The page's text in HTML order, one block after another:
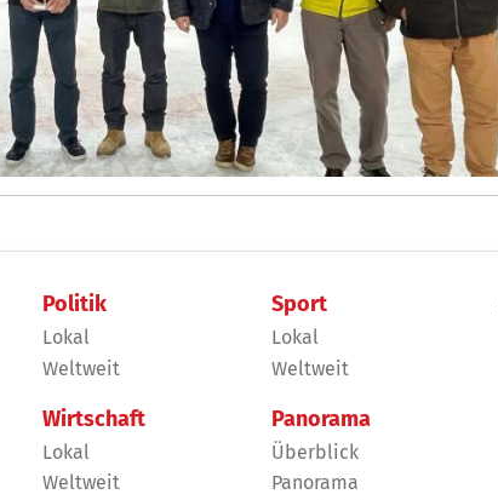
Politik
Lokal
Weltweit
Wirtschaft
Lokal
Weltweit
Sport
Lokal
Weltweit
Panorama
Überblick
Panorama